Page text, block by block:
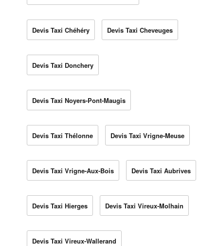
Devis Taxi Chéhéry Devis Taxi Cheveuges
Devis Taxi Donchery
Devis Taxi Noyers-Pont-Maugis
Devis Taxi Thélonne Devis Taxi Vrigne-Meuse
Devis Taxi Vrigne-Aux-Bois Devis Taxi Aubrives
Devis Taxi Hierges Devis Taxi Vireux-Molhain
Devis Taxi Vireux-Wallerand